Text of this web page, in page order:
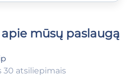
mūsų paslaugą
atsiliepimais